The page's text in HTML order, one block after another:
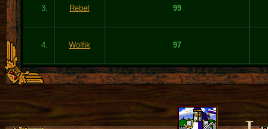
3. Rebel 99
4. Wolfik 97